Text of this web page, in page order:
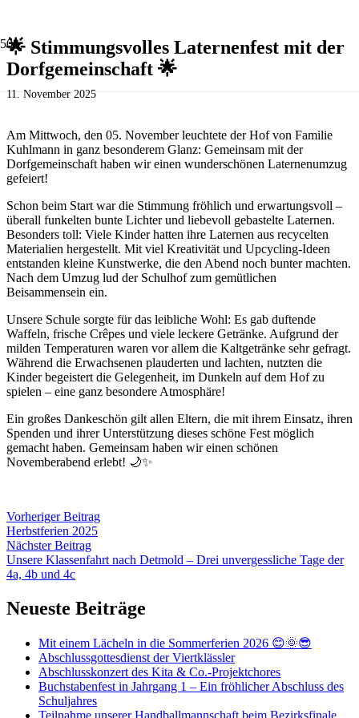
🌟 Stimmungsvolles Laternenfest mit der
Dorfgemeinschaft 🌟
11. November 2025
Am Mittwoch, den 05. November leuchtete der Hof von Familie
Kuhlmann in ganz besonderem Glanz: Gemeinsam mit der
Dorfgemeinschaft haben wir einen wunderschönen Laternenumzug
gefeiert!
Schon beim Start war die Stimmung fröhlich und erwartungsvoll –
überall funkelten bunte Lichter und liebevoll gebastelte Laternen.
Besonders toll: Viele Kinder hatten ihre Laternen aus recycelten
Materialien hergestellt. Mit viel Kreativität und Upcycling-Ideen
entstanden kleine Kunstwerke, die den Abend noch bunter machten.
Nach dem Umzug lud der Schulhof zum gemütlichen
Beisammensein ein.
Unsere Schule sorgte für das leibliche Wohl: Es gab duftende
Waffeln, frische Crêpes und viele leckere Getränke. Aufgrund der
milden Temperaturen waren vor allem die Kaltgetränke sehr gefragt.
Während die Erwachsenen plauderten und lachten, nutzten die
Kinder begeistert die Gelegenheit, im Dunkeln auf dem Hof zu
spielen – eine ganz besondere Atmosphäre!
Ein großes Dankeschön gilt allen Eltern, die mit ihrem Einsatz, ihren
Spenden und ihrer Unterstützung dieses schöne Fest möglich
gemacht haben. Gemeinsam haben wir einen schönen
Novemberabend erlebt! 🌙✨
Vorheriger Beitrag
Herbstferien 2025
Nächster Beitrag
Unsere Klassenfahrt nach Detmold – Drei unvergessliche Tage der
4a, 4b und 4c
Neueste Beiträge
Mit einem Lächeln in die Sommerferien 2026 😊🌞😎
Abschlussgottesdienst der Viertklässler
Abschlusskonzert des Kita & Co.-Projektchores
Buchstabenfest in Jahrgang 1 – Ein fröhlicher Abschluss des
Schuljahres
Teilnahme unserer Handballmannschaft beim Bezirksfinale